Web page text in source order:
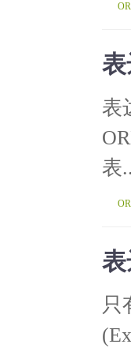
表
表
只